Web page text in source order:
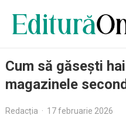
Cum să găsești
magazinele
Redacția · 17 februarie 2026